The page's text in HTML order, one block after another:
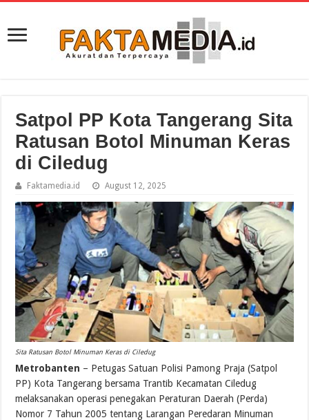
Satpol PP Kota Tangerang Sita
Ratusan Botol Minuman Keras
di Ciledug
Faktamedia.id August 12, 2025
Sita Ratusan Botol Minuman Keras di Ciledug
Metrobanten – Petugas Satuan Polisi Pamong Praja (Satpol
PP) Kota Tangerang bersama Trantib Kecamatan Ciledug
melaksanakan operasi penegakan Peraturan Daerah (Perda)
Nomor 7 Tahun 2005 tentang Larangan Peredaran Minuman